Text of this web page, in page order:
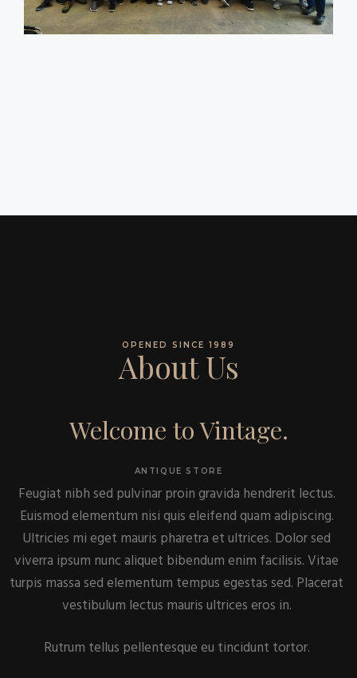
OPENED SINCE 1989
About Us
Welcome to Vintage.
ANTIQUE STORE
Feugiat nibh sed pulvinar proin gravida hendrerit lectus.
Euismod elementum nisi quis eleifend quam adipiscing.
Ultricies mi eget mauris pharetra et ultrices. Dolor sed
viverra ipsum nunc aliquet bibendum enim facilisis. Vitae
turpis massa sed elementum tempus egestas sed. Placerat
vestibulum lectus mauris ultrices eros in.
Rutrum tellus pellentesque eu tincidunt tortor.